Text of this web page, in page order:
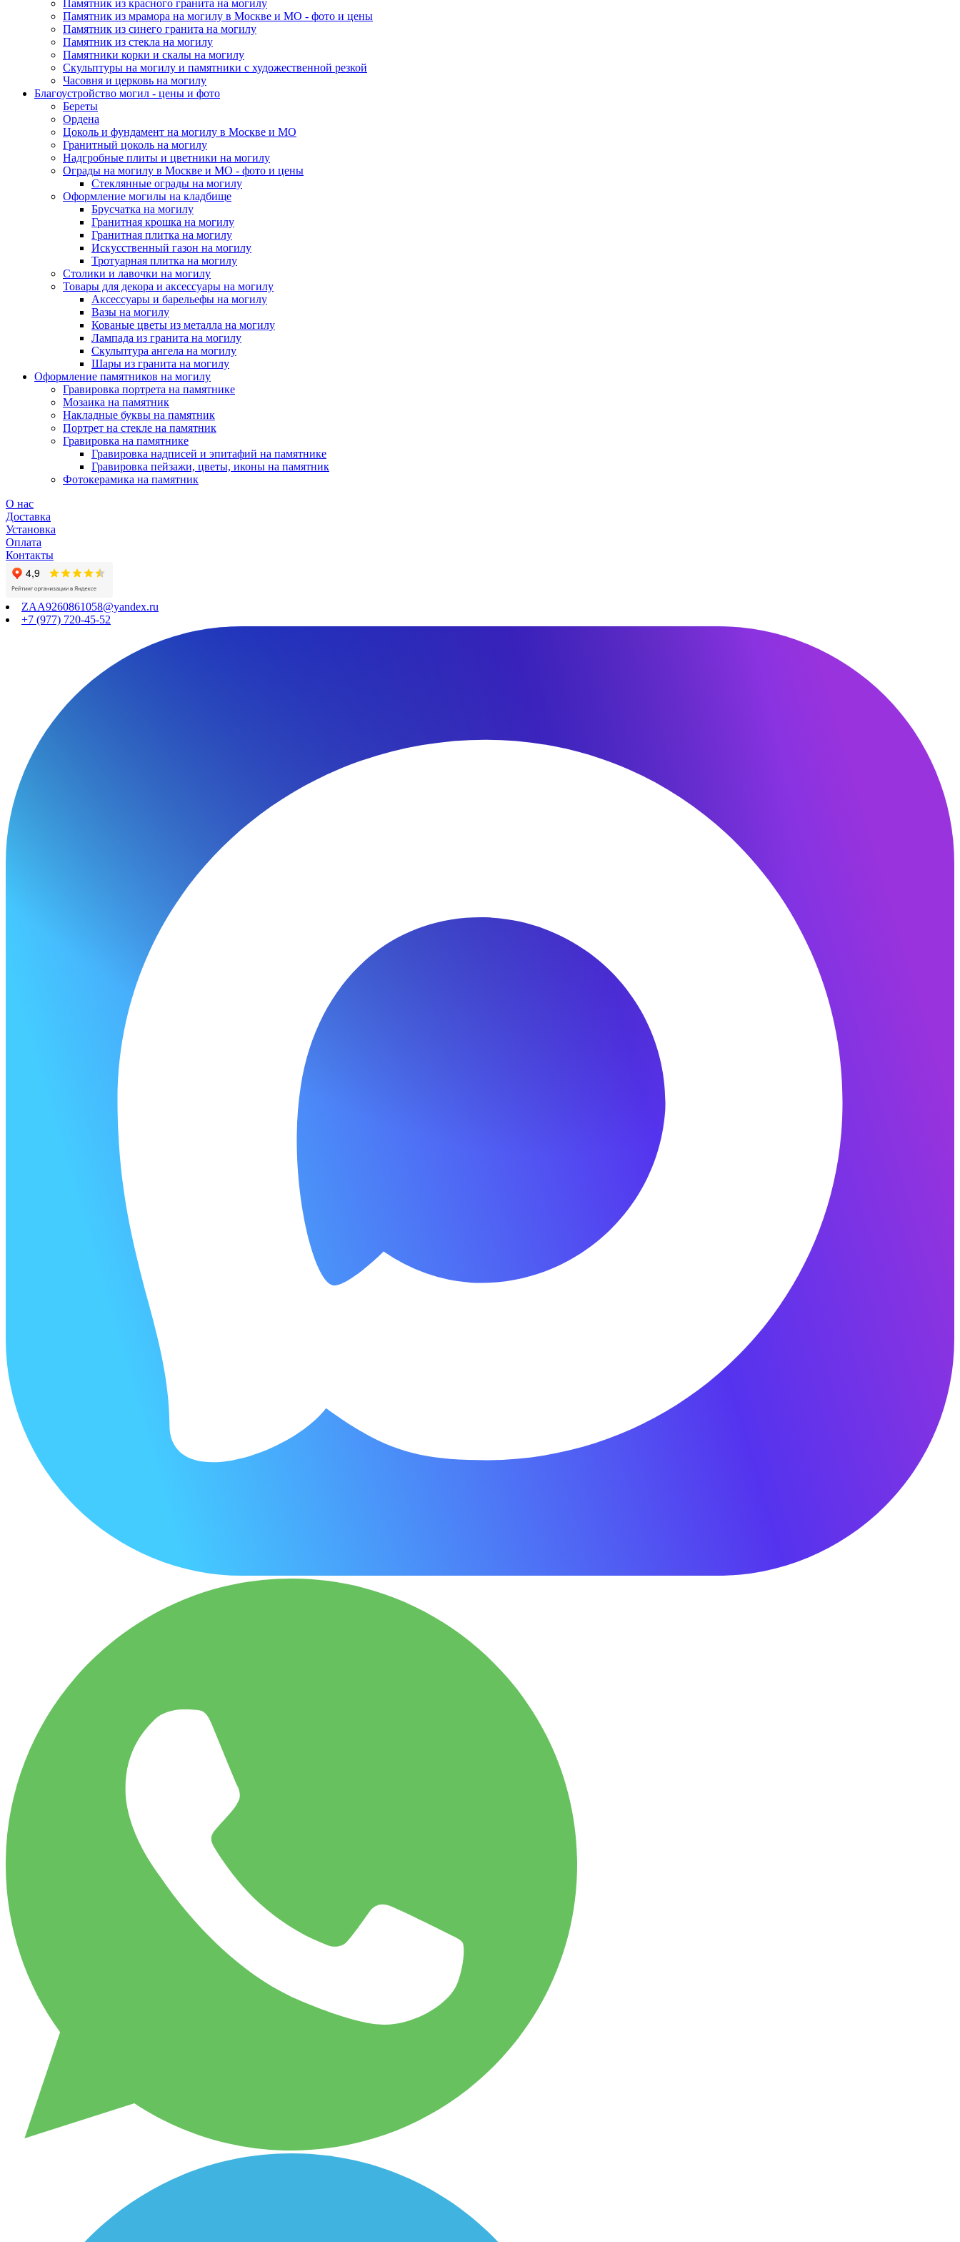
Памятник из красного гранита на могилу
Памятник из мрамора на могилу в Москве и МО - фото и цены
Памятник из синего гранита на могилу
Памятник из стекла на могилу
Памятники корки и скалы на могилу
Скульптуры на могилу и памятники с художественной резкой
Часовня и церковь на могилу
Благоустройство могил - цены и фото
Береты
Ордена
Цоколь и фундамент на могилу в Москве и МО
Гранитный цоколь на могилу
Надгробные плиты и цветники на могилу
Ограды на могилу в Москве и МО - фото и цены
Стеклянные ограды на могилу
Оформление могилы на кладбище
Брусчатка на могилу
Гранитная крошка на могилу
Гранитная плитка на могилу
Искусственный газон на могилу
Тротуарная плитка на могилу
Столики и лавочки на могилу
Товары для декора и аксессуары на могилу
Аксессуары и барельефы на могилу
Вазы на могилу
Кованые цветы из металла на могилу
Лампада из гранита на могилу
Скульптура ангела на могилу
Шары из гранита на могилу
Оформление памятников на могилу
Гравировка портрета на памятнике
Мозаика на памятник
Накладные буквы на памятник
Портрет на стекле на памятник
Гравировка на памятнике
Гравировка надписей и эпитафий на памятнике
Гравировка пейзажи, цветы, иконы на памятник
Фотокерамика на памятник
О нас
Доставка
Установка
Оплата
Контакты
ZAA9260861058@yandex.ru
+7 (977) 720-45-52